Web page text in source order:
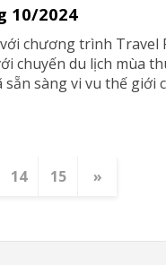
10/2024
chương trình Travel
chuyến du lịch mùa
sàng vi vu thế giới
14 15 »